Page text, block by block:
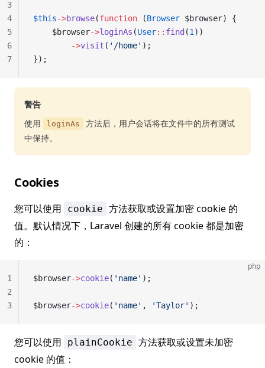
$this->browse(function (Browser $browser) {
    $browser
->loginAs (User:: find (1 ))
        ->
visit ( '/home' );
});
3
4
5
6
7
警告
使用
loginAs
方法后，用户会话将在文件中的所有测试
中保持。
Cookies
您可以使用 cookie 方法获取或设置加密 cookie 的
值。默认情况下，Laravel 创建的所有 cookie 都是加密
的：
php
$browser->cookie( 'name' );
$browser->cookie( 'name' , 'Taylor' );
1
2
3
您可以使用 plainCookie 方法获取或设置未加密
cookie 的值：